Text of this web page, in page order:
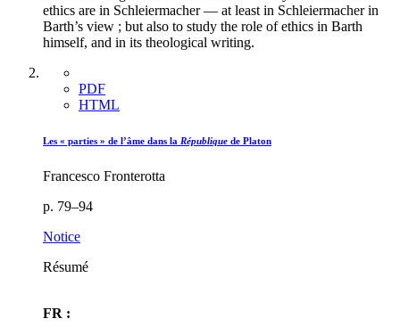
ethics are in Schleiermacher — at least in Schleiermacher in
Barth’s view ; but also to study the role of ethics in Barth
himself, and in its theological writing.
PDF
HTML
Les « parties » de l’âme dans la République de Platon
Francesco Fronterotta
p. 79–94
Notice
Résumé
FR :